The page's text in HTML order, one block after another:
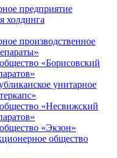
предприятие
холдинга
производственное
«Борисовский
унитарное
«Несвижский
«Экзон»
общество